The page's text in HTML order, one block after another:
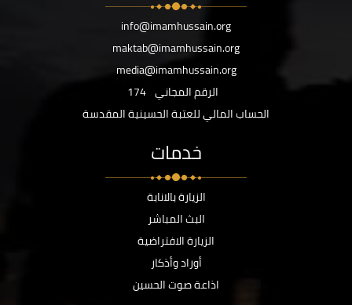
info@imamhussain.org
maktab@imamhussain.org
media@imamhussain.org
الرقم المجاني 174
الحساب المالي للعتبة الحسينية المقدسة
خدمات
الزيارة بالانابة
البث المباشر
الزيارة الافتراضية
أوراد وأذكار
اذاعة صوت الحسين